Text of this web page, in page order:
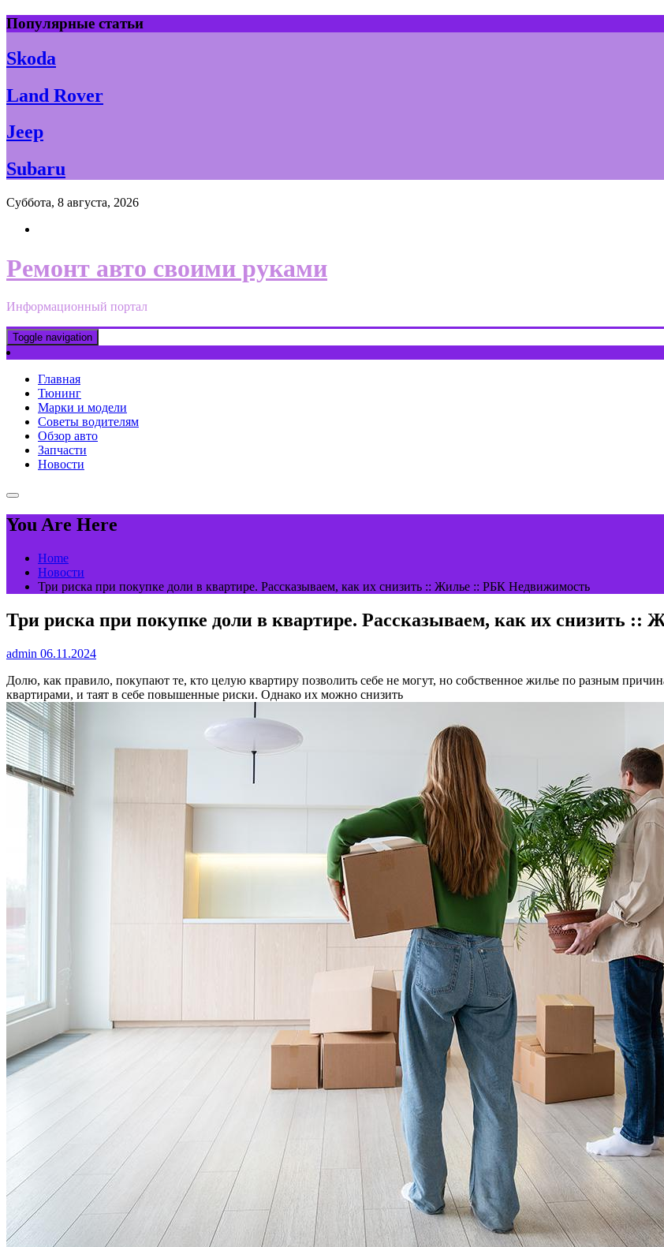
Skip
to
content
Популярные статьи
Skoda
Land Rover
Jeep
Subaru
Суббота, 8 августа, 2026
Ремонт авто своими руками
Информационный портал
Toggle navigation
Главная
Тюнинг
Марки и модели
Советы водителям
Обзор авто
Запчасти
Новости
You Are Here
Home
Новости
Три риска при покупке доли в квартире. Рассказываем, как их снизить :: Жилье :: РБК Недвижимость
Три риска при покупке доли в квартире. Рассказываем, как их снизить
admin 06.11.2024
Долю, как правило, покупают те, кто целую квартиру позволить себе не могут, но собственное жилье по разным
квартирами, и таят в себе повышенные риски. Однако их можно снизить